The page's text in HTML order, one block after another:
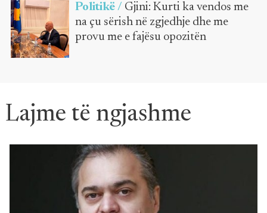
Politikë / Gjini: Kurti ka vendos me
na çu sërish në zgjedhje dhe me
provu me e fajësu opozitën
Lajme të ngjashme